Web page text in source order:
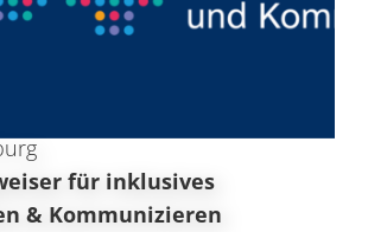
für inklusives
& Kommunizieren